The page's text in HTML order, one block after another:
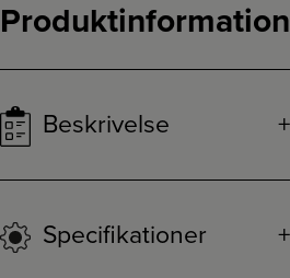
Produktinformation
Beskrivelse
Specifikationer